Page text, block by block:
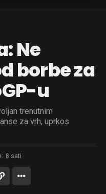
Ne
borbe za
u
trenutnim
za vrh, uprkos
8 sati